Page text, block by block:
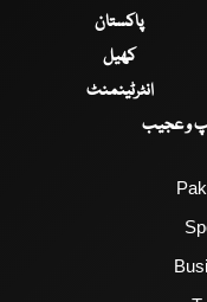
پاکستان
کھیل
انٹرٹینمنٹ
و عجیب